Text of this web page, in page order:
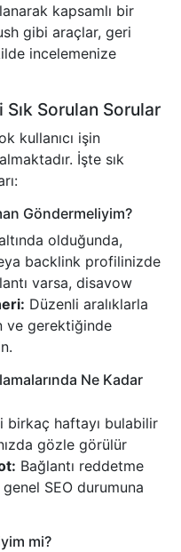
kapsamlı bir
gibi araçlar, geri
incelemenize
Sorulan Sorular
kullanıcı işin
İşte sık
Göndermeliyim?
olduğunda,
backlink profilinizde
varsa, disavow
Düzenli aralıklarla
ve gerektiğinde
Ne Kadar
birkaç haftayı bulabilir
gözle görülür
Bağlantı reddetme
SEO durumuna
mi?